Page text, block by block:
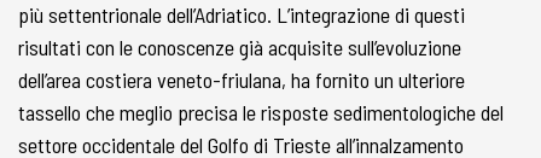
più settentrionale dell’Adriatico. L’integrazione di questi
risultati con le conoscenze già acquisite sull’evoluzione
dell’area costiera veneto-friulana, ha fornito un ulteriore
tassello che meglio precisa le risposte sedimentologiche del
settore occidentale del Golfo di Trieste all’innalzamento